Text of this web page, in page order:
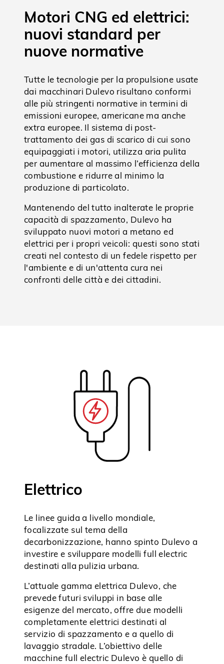
Motori CNG ed elettrici:
nuovi standard per
nuove normative
Tutte le tecnologie per la propulsione usate
dai macchinari Dulevo risultano conformi
alle più stringenti normative in termini di
emissioni europee, americane ma anche
extra europee. Il sistema di post-
trattamento dei gas di scarico di cui sono
equipaggiati i motori, utilizza aria pulita
per aumentare al massimo l’efficienza della
combustione e ridurre al minimo la
produzione di particolato.
Mantenendo del tutto inalterate le proprie
capacità di spazzamento, Dulevo ha
sviluppato nuovi motori a metano ed
elettrici per i propri veicoli: questi sono stati
creati nel contesto di un fedele rispetto per
l'ambiente e di un'attenta cura nei
confronti delle città e dei cittadini.
Elettrico
Le linee guida a livello mondiale,
focalizzate sul tema della
decarbonizzazione, hanno spinto Dulevo a
investire e sviluppare modelli full electric
destinati alla pulizia urbana.
L’attuale gamma elettrica Dulevo, che
prevede futuri sviluppi in base alle
esigenze del mercato, offre due modelli
completamente elettrici destinati al
servizio di spazzamento e a quello di
lavaggio stradale. L’obiettivo delle
macchine full electric Dulevo è quello di